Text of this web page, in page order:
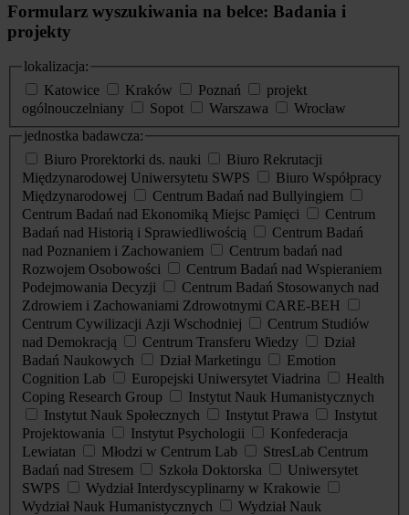
Formularz wyszukiwania na belce: Badania i
projekty
lokalizacja:
Katowice
Kraków Poznań
projekt
ogólnouczelniany
Sopot Warszawa
Wrocław
jednostka badawcza:
Biuro Prorektorki ds. nauki
Biuro Rekrutacji
Międzynarodowej Uniwersytetu SWPS
Biuro Współpracy
Międzynarodowej
Centrum Badań nad Bullyingiem
Centrum Badań nad Ekonomiką Miejsc Pamięci
Centrum
Badań nad Historią i Sprawiedliwością
Centrum Badań
nad Poznaniem i Zachowaniem
Centrum badań nad
Rozwojem Osobowości
Centrum Badań nad Wspieraniem
Podejmowania Decyzji
Centrum Badań Stosowanych nad
Zdrowiem i Zachowaniami Zdrowotnymi CARE-BEH
Centrum Cywilizacji Azji Wschodniej
Centrum Studiów
nad Demokracją
Centrum Transferu Wiedzy
Dział
Badań Naukowych
Dział Marketingu
Emotion
Cognition Lab
Europejski Uniwersytet Viadrina
Health
Coping Research Group
Instytut Nauk Humanistycznych
Instytut Nauk Społecznych
Instytut Prawa
Instytut
Projektowania
Instytut Psychologii
Konfederacja
Lewiatan
Młodzi w Centrum Lab
StresLab Centrum
Badań nad Stresem
Szkoła Doktorska
Uniwersytet
SWPS
Wydział Interdyscyplinarny w Krakowie
Wydział Nauk Humanistycznych
Wydział Nauk